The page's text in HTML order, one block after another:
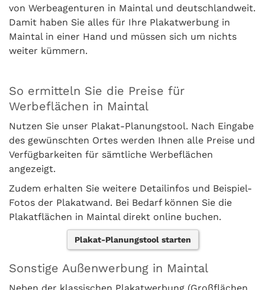
von Werbeagenturen in Maintal und deutschlandweit.
Damit haben Sie alles für Ihre Plakatwerbung in
Maintal in einer Hand und müssen sich um nichts
weiter kümmern.
So ermitteln Sie die Preise für
Werbeflächen in Maintal
Nutzen Sie unser Plakat-Planungstool. Nach Eingabe
des gewünschten Ortes werden Ihnen alle Preise und
Verfügbarkeiten für sämtliche Werbeflächen
angezeigt.
Zudem erhalten Sie weitere Detailinfos und Beispiel-
Fotos der Plakatwand. Bei Bedarf können Sie die
Plakatflächen in Maintal direkt online buchen.
Plakat-Planungstool starten
Sonstige Außenwerbung in Maintal